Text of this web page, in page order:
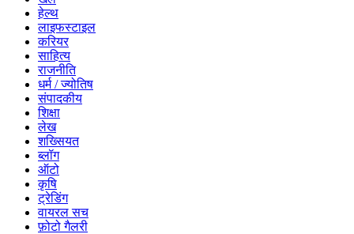
हेल्थ
लाइफस्टाइल
करियर
साहित्य
राजनीति
धर्म / ज्योतिष
संपादकीय
शिक्षा
लेख
शख्सियत
ब्लॉग
ऑटो
कृषि
ट्रेडिंग
वायरल सच
फ़ोटो गैलरी